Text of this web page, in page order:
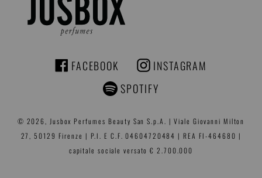
FACEBOOK
FACEBOOK INSTAGRAM
INSTAGRAM
SPOTIFY
© 2026, Jusbox Perfumes Beauty San S.p.A. | Viale Giovanni Milton
27, 50129 Firenze | P.I. E C.F. 04604720484 | REA FI-464680 |
capitale sociale versato € 2.700.000